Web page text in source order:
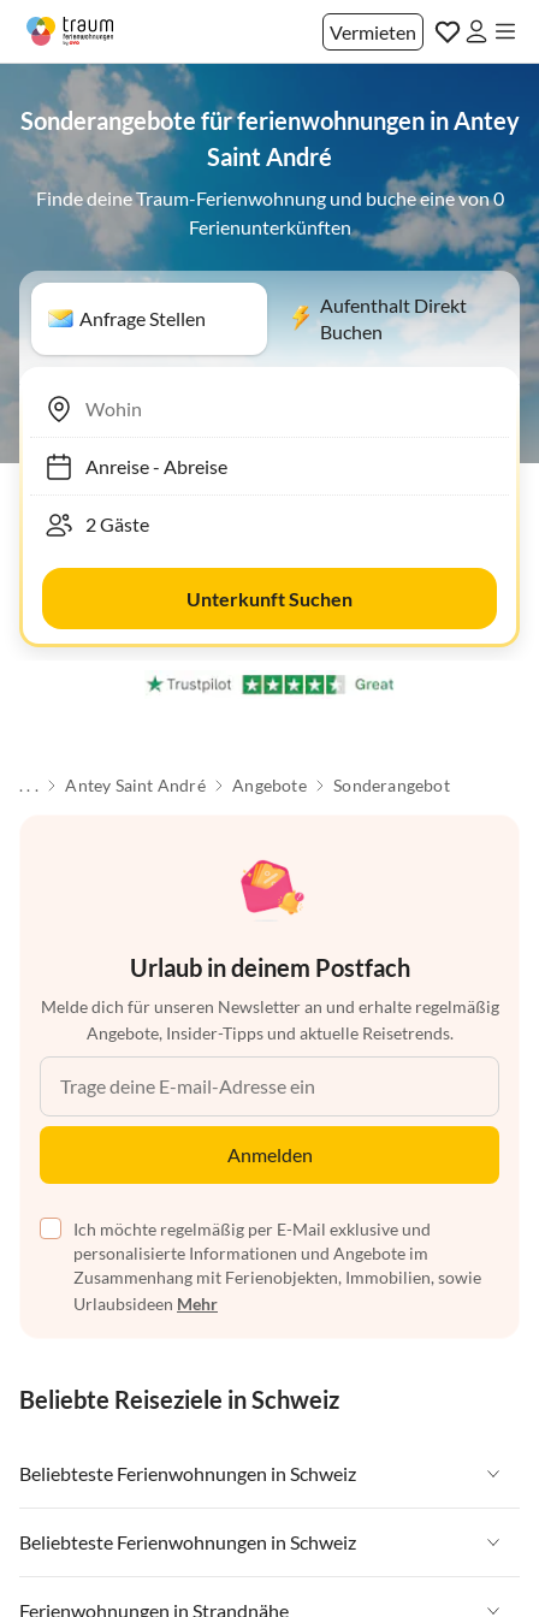
Vermieten
Sonderangebote für ferienwohnungen in Antey
Saint André
Finde deine Traum-Ferienwohnung und buche eine von 0
Ferienunterkünften
Anfrage Stellen
Aufenthalt Direkt
Buchen
Anreise- Abreise
Unterkunft Suchen
. . . Antey Saint André Angebote Sonderangebot
Urlaub in deinem Postfach
Melde dich für unseren Newsletter an und erhalte regelmäßig
Angebote, Insider-Tipps und aktuelle Reisetrends.
Anmelden
Ich möchte regelmäßig per E-Mail exklusive und
personalisierte Informationen und Angebote im
Zusammenhang mit Ferienobjekten, Immobilien, sowie
Urlaubsideen Mehr
Beliebte Reiseziele in Schweiz
Beliebteste Ferienwohnungen in Schweiz
Ferienwohnungen in Schweiz
Ferienwohnungen in Wallis
Beliebteste Ferienwohnungen in Schweiz
Ferienwohnungen in Schweiz
Ferienwohnungen in Strandnähe